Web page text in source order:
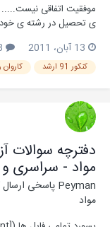
ی تحصیل در رشته ی خودت
اموزشگاهی به نظرت مناسبه؟
13 آبان، 2011 388 پاسخ
کنکور 91 ارشد کاروان
دفترچه سوالات
مواد - سراسری و
Peymanپاسخی ارسال
مواد